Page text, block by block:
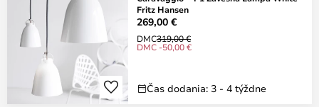
Fritz Hansen
269,00 €
DMC319,00 €
DMC -50,00 €
Čas dodania: 3 - 4 týždne